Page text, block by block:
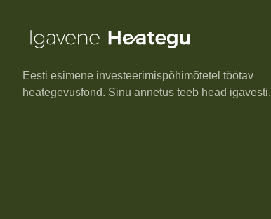
Eesti esimene investeerimispõhimõtetel töötav
heategevusfond. Sinu annetus teeb head igavesti.